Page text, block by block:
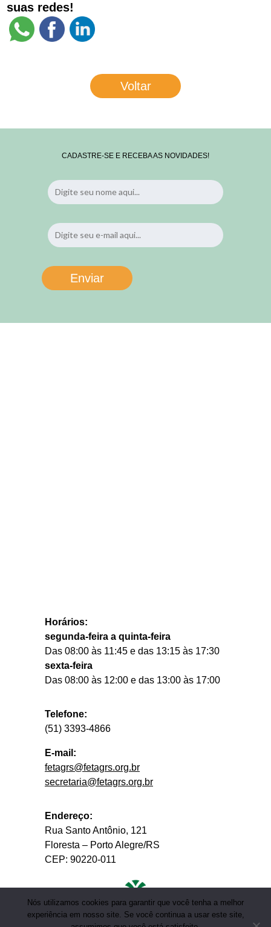
suas redes!
Voltar
CADASTRE-SE E RECEBA AS NOVIDADES!
Endereço:
Rua Santo Antônio, 121
Floresta – Porto Alegre/RS
CEP: 90220-011
Telefone:
(51) 3393-4866
E-mail:
fetagrs@fetagrs.org.br
secretaria@fetagrs.org.br
Horários:
segunda-feira a quinta-feira
Das 08:00 às 11:45 e das 13:15 às 17:30
sexta-feira
Das 08:00 às 12:00 e das 13:00 às 17:00
Nós utilizamos cookies para garantir que você tenha a melhor
experiência em nosso site. Se você continua a usar este site,